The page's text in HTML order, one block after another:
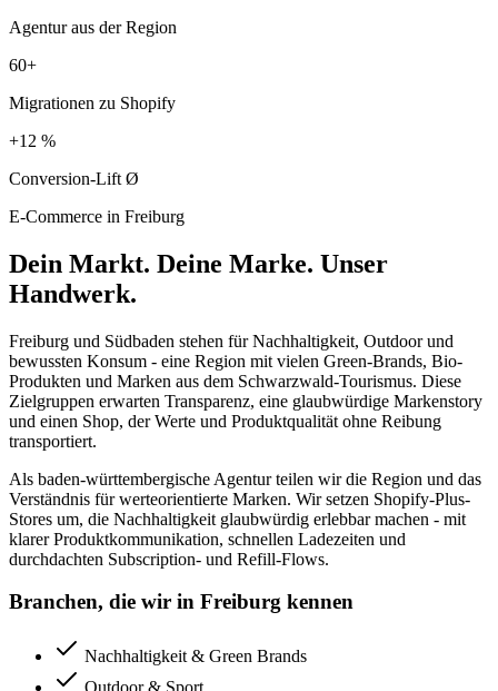
Agentur aus der Region
60+
Migrationen zu Shopify
+12 %
Conversion-Lift Ø
E-Commerce in Freiburg
Dein Markt. Deine Marke. Unser
Handwerk.
Freiburg und Südbaden stehen für Nachhaltigkeit, Outdoor und
bewussten Konsum - eine Region mit vielen Green-Brands, Bio-
Produkten und Marken aus dem Schwarzwald-Tourismus. Diese
Zielgruppen erwarten Transparenz, eine glaubwürdige Markenstory
und einen Shop, der Werte und Produktqualität ohne Reibung
transportiert.
Als baden-württembergische Agentur teilen wir die Region und das
Verständnis für werteorientierte Marken. Wir setzen Shopify-Plus-
Stores um, die Nachhaltigkeit glaubwürdig erlebbar machen - mit
klarer Produktkommunikation, schnellen Ladezeiten und
durchdachten Subscription- und Refill-Flows.
Branchen, die wir in Freiburg kennen
Nachhaltigkeit & Green Brands
Outdoor & Sport